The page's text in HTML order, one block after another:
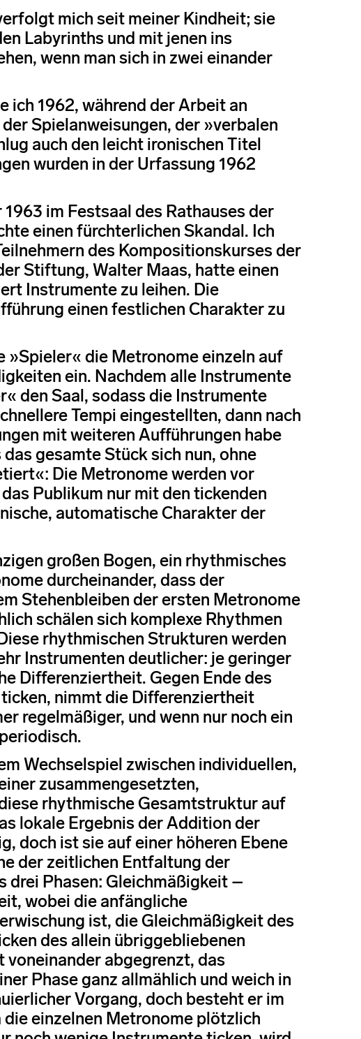
mich seit meiner Kindheit; sie
Labyrinths und mit jenen ins
wenn man sich in zwei einander
ich 1962, während der Arbeit an
Spielanweisungen, der »verbalen
auch den leicht ironischen Titel
wurden in der Urfassung 1962
im Festsaal des Rathauses der
einen fürchterlichen Skandal. Ich
des Kompositionskurses der
Stiftung, Walter Maas, hatte einen
Instrumente zu leihen. Die
einen festlichen Charakter zu
»Spieler« die Metronome einzeln auf
ein. Nachdem alle Instrumente
den Saal, sodass die Instrumente
Tempi eingestellten, dann nach
mit weiteren Aufführungen habe
gesamte Stück sich nun, ohne
Die Metronome werden vor
Publikum nur mit den tickenden
automatische Charakter der
großen Bogen, ein rhythmisches
durcheinander, dass der
Stehenbleiben der ersten Metronome
schälen sich komplexe Rhythmen
rhythmischen Strukturen werden
Instrumenten deutlicher: je geringer
Differenziertheit. Gegen Ende des
nimmt die Differenziertheit
regelmäßiger, und wenn nur noch ein
Wechselspiel zwischen individuellen,
zusammengesetzten,
rhythmische Gesamtstruktur auf
lokale Ergebnis der Addition der
doch ist sie auf einer höheren Ebene
der zeitlichen Entfaltung der
drei Phasen: Gleichmäßigkeit –
wobei die anfängliche
ist, die Gleichmäßigkeit des
des allein übriggebliebenen
voneinander abgegrenzt, das
Phase ganz allmählich und weich in
Vorgang, doch besteht er im
einzelnen Metronome plötzlich